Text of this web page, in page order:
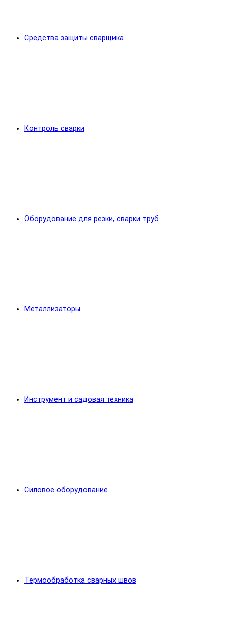
Средства защиты сварщика
Контроль сварки
Оборудование для резки, сварки труб
Металлизаторы
Инструмент и садовая техника
Силовое оборудование
Термообработка сварных швов